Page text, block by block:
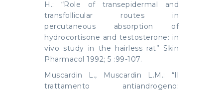
H.: “Role of transepidermal and
transfollicular routes in
percutaneous absorption of
hydrocortisone and testosterone: in
vivo study in the hairless rat” Skin
Pharmacol 1992; 5 :99-107.
Muscardin L., Muscardin L.M.: “Il
trattamento antiandrogeno: